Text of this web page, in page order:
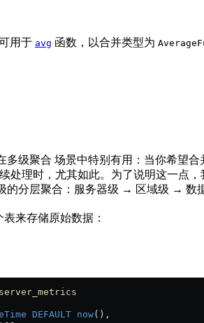
用于 avg 函数，以合并类型为
多级聚合 场景中特别有用：当你希望
处理时，尤其如此。为了说明这一点
的分层聚合：服务器级 → 区域级 → 数
来存储原始数据：
DEFAULT now(),